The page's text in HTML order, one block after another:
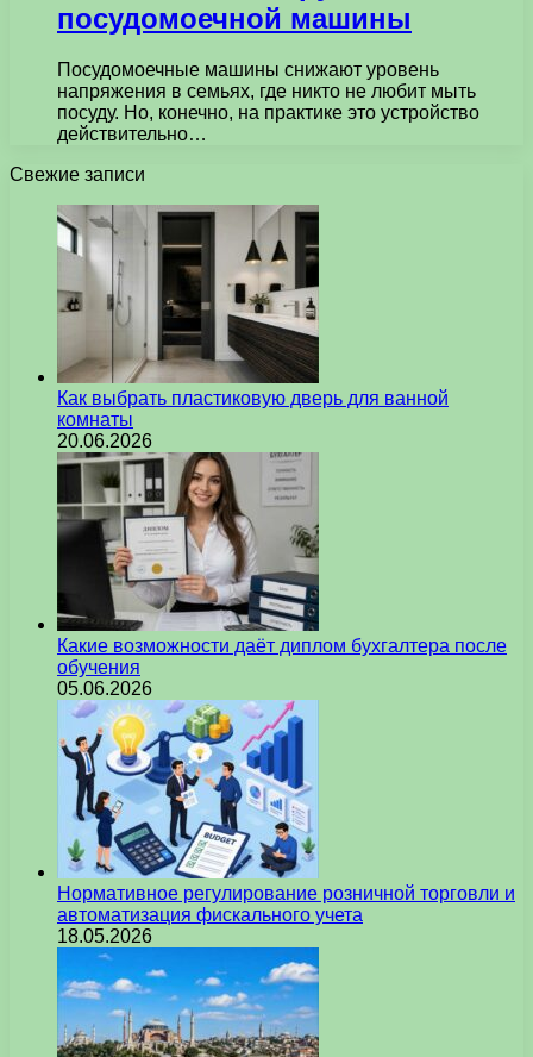
посудомоечной машины
Посудомоечные машины снижают уровень
напряжения в семьях, где никто не любит мыть
посуду. Но, конечно, на практике это устройство
действительно…
Свежие записи
Как выбрать пластиковую дверь для ванной
комнаты
20.06.2026
Какие возможности даёт диплом бухгалтера после
обучения
05.06.2026
Нормативное регулирование розничной торговли и
автоматизация фискального учета
18.05.2026